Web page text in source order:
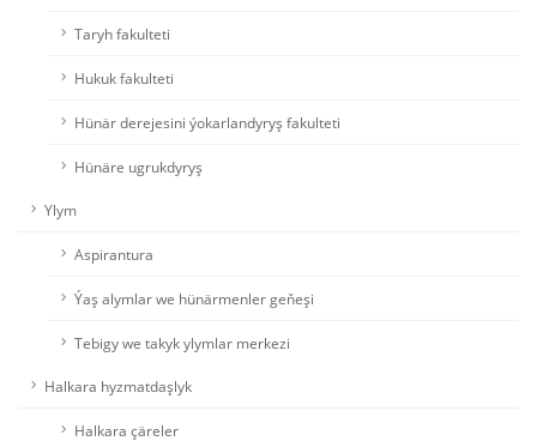
Taryh fakulteti
Hukuk fakulteti
Hünär derejesini ýokarlandyryş fakulteti
Hünäre ugrukdyryş
Ylym
Aspirantura
Ýaş alymlar we hünärmenler geňeşi
Tebigy we takyk ylymlar merkezi
Halkara hyzmatdaşlyk
Halkara çäreler